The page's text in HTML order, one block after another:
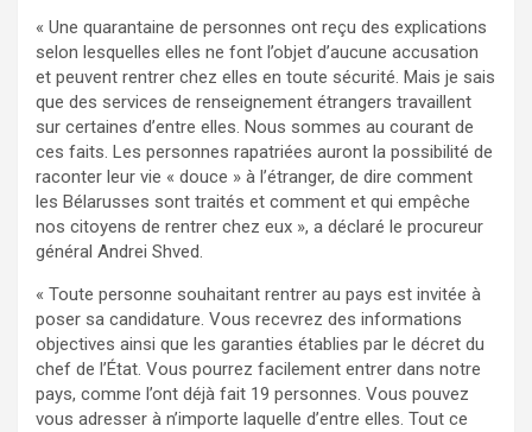
« Une quarantaine de personnes ont reçu des explications
selon lesquelles elles ne font l’objet d’aucune accusation
et peuvent rentrer chez elles en toute sécurité. Mais je sais
que des services de renseignement étrangers travaillent
sur certaines d’entre elles. Nous sommes au courant de
ces faits. Les personnes rapatriées auront la possibilité de
raconter leur vie « douce » à l’étranger, de dire comment
les Bélarusses sont traités et comment et qui empêche
nos citoyens de rentrer chez eux », a déclaré le procureur
général Andrei Shved.
« Toute personne souhaitant rentrer au pays est invitée à
poser sa candidature. Vous recevrez des informations
objectives ainsi que les garanties établies par le décret du
chef de l’État. Vous pourrez facilement entrer dans notre
pays, comme l’ont déjà fait 19 personnes. Vous pouvez
vous adresser à n’importe laquelle d’entre elles. Tout ce